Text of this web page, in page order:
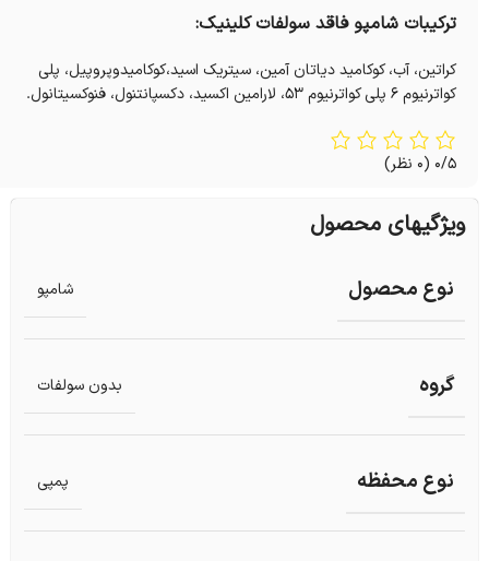
ترکیبات شامپو فاقد سولفات کلینیک:
کراتین، آب، کوکامید دیاتان آمین، سیتریک اسید،کوکامیدوپروپیل، پلی
کواترنیوم 6 پلی کواترنیوم 53، لارامین اکسید، دکسپانتنول، فنوکسیتانول.
0/5 (0 نظر)
ویژگیهای محصول
نوع محصول شامپو
گروه بدون سولفات
نوع محفظه پمپی